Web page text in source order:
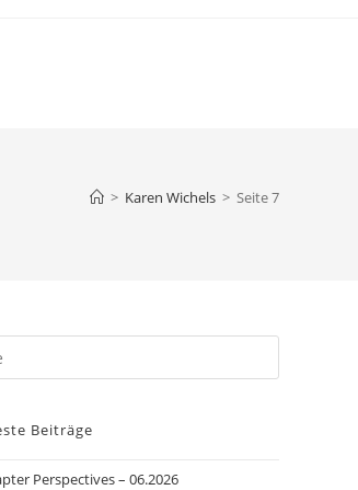
> Karen Wichels > Seite 7
Escape
Beiträge
Perspectives – 06.2026